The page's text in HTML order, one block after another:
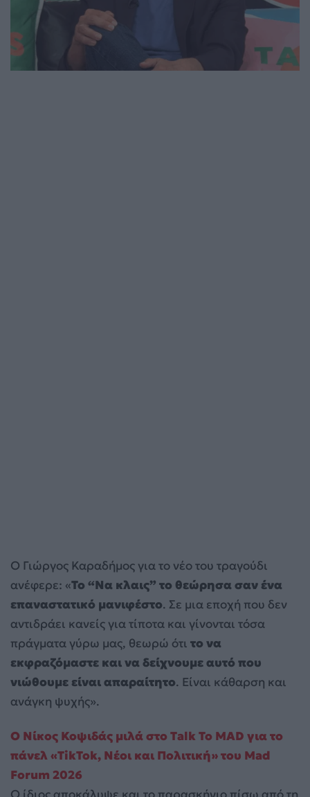
Ο Γιώργος Καραδήμος για το νέο του τραγούδι
ανέφερε: «Το “Να κλαις” το θεώρησα σαν ένα
επαναστατικό μανιφέστο. Σε μια εποχή που δεν
αντιδράει κανείς για τίποτα και γίνονται τόσα
πράγματα γύρω μας, θεωρώ ότι το να
εκφραζόμαστε και να δείχνουμε αυτό που
νιώθουμε είναι απαραίτητο. Είναι κάθαρση και
ανάγκη ψυχής».
Ο Νίκος Κοψιδάς μιλά στο Talk To MAD για το
πάνελ «TikTok, Νέοι και Πολιτική» του Mad
Forum 2026